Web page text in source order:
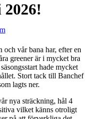
vår bana har, efter en
greener är i mycket bra
hade mycket
Stort tack till Banchef
lagts ner.
nya sträckning, hål 4
vilket känns otroligt